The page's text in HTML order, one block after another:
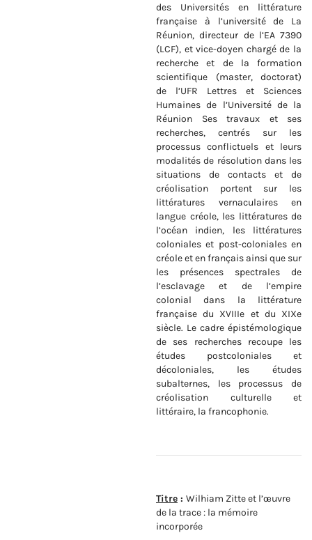
des Universités en littérature
française à l’université de La
Réunion, directeur de l’EA 7390
(LCF), et vice-doyen chargé de la
recherche et de la formation
scientifique (master, doctorat)
de l’UFR Lettres et Sciences
Humaines de l’Université de la
Réunion Ses travaux et ses
recherches, centrés sur les
processus conflictuels et leurs
modalités de résolution dans les
situations de contacts et de
créolisation portent sur les
littératures vernaculaires en
langue créole, les littératures de
l’océan indien, les littératures
coloniales et post-coloniales en
créole et en français ainsi que sur
les présences spectrales de
l’esclavage et de l’empire
colonial dans la littérature
française du XVIIIe et du XIXe
siècle. Le cadre épistémologique
de ses recherches recoupe les
études postcoloniales et
décoloniales, les études
subalternes, les processus de
créolisation culturelle et
littéraire, la francophonie.
Titre : Wilhiam Zitte et l’œuvre
de la trace : la mémoire
incorporée